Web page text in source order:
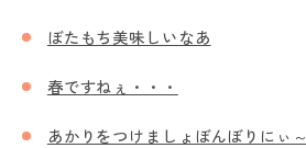
ぼたもち美味しいなあ
春ですねぇ・・・
あかりをつけましょぼんぼりにぃ～